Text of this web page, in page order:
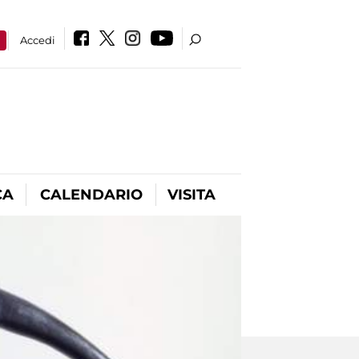
Accedi
CALENDARIO VISITA